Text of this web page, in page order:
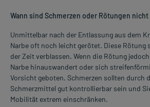
Wann sind Schmerzen oder Rötungen
Unmittelbar nach der Entlassung aus dem
Narbe oft noch leicht gerötet. Diese Rötung
der Zeit verblassen. Wenn die Rötung
Narbe hinauswandert oder sich
Vorsicht geboten. Schmerzen sollten durch
Schmerzmittel gut kontrollierbar sein und
Mobilität extrem einschränken.